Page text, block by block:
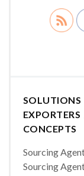
SOLUTIONS
CONCEPTS
Sourcing
Sourcing